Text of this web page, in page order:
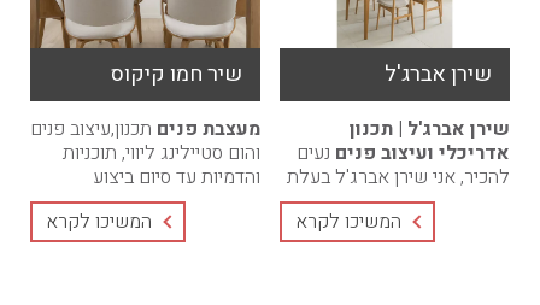
שירן אברג'ל
שירן אברג'ל | תכנון
אדריכלי ועיצוב פנים נעים
להכיר, אני שירן אברג'ל בעלת
הסטודיו.מאז ומתמיד ידעתי
שאדריכלות ועיצוב פנים הם
הרבה יותר ...
המשיכו לקרא
שיר חמו קיקוס
מעצבת פנים תכנון,עיצוב פנים
והום סטיילינג ליווי, תוכניות
והדמיות עד סיום ביצוע
הפרוייקט. מחירים
אטרקטיביים, חבילות בהתאמה
המשיכו לקרא